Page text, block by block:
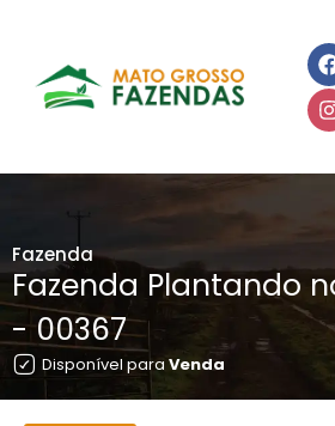
Fazenda
Fazenda Plantando
- 00367
Disponível para Venda